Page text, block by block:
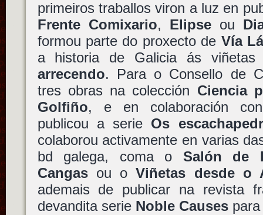
primeiros traballos viron a luz en
Frente Comixario, Elipseou
formou parte do proxecto de Vía
a historia de Galicia ás
arrecendo. Para o Consello de
tres obras na colección Ciencia
Golfiño, e en colaboración
publicou a serie Os
colaborou activamente en varias
bd galega, coma o Salón de
Cangasou oViñetas desde o
ademais de publicar na revista
devandita serie Noble Causes